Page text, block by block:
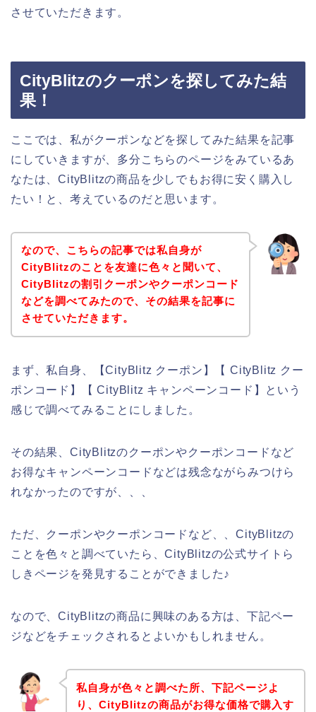
させていただきます。
CityBlitzのクーポンを探してみた結
果！
ここでは、私がクーポンなどを探してみた結果を記事
にしていきますが、多分こちらのページをみているあ
なたは、CityBlitzの商品を少しでもお得に安く購入し
たい！と、考えているのだと思います。
なので、こちらの記事では私自身が
CityBlitzのことを友達に色々と聞いて、
CityBlitzの割引クーポンやクーポンコード
などを調べてみたので、その結果を記事に
させていただきます。
まず、私自身、【CityBlitz クーポン】【 CityBlitz クー
ポンコード】【 CityBlitz キャンペーンコード】という
感じで調べてみることにしました。
その結果、CityBlitzのクーポンやクーポンコードなど
お得なキャンペーンコードなどは残念ながらみつけら
れなかったのですが、、、
ただ、クーポンやクーポンコードなど、、CityBlitzの
ことを色々と調べていたら、CityBlitzの公式サイトら
しきページを発見することができました♪
なので、CityBlitzの商品に興味のある方は、下記ペー
ジなどをチェックされるとよいかもしれません。
私自身が色々と調べた所、下記ページよ
り、CityBlitzの商品がお得な価格で購入す